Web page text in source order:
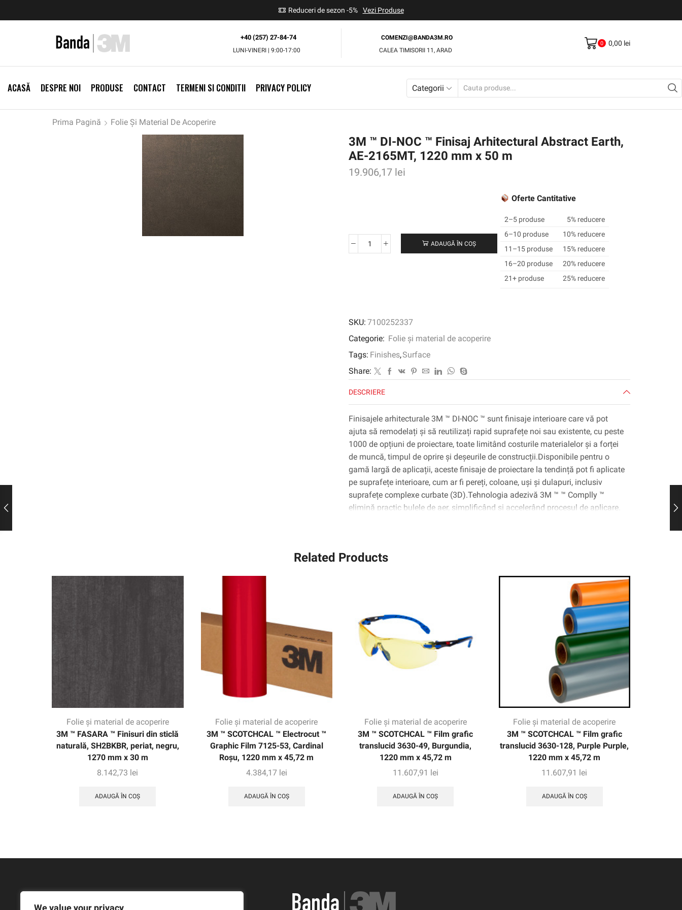
We value your privacy
Reduceri de sezon -5% Vezi Produse
+40 (257) 27-84-74
LUNI-VINERI | 9:00-17:00
COMENZI@BANDA3M.RO
CALEA TIMISORII 11, ARAD
0 0,00 lei
ACASĂ DESPRE NOI PRODUSE CONTACT TERMENI SI CONDITII PRIVACY POLICY Categorii
Prima Pagină Folie Și Material De Acoperire
3M ™ DI-NOC ™ Finisaj Arhitectural Abstract Earth,
AE-2165MT, 1220 mm x 50 m
19.906,17 lei
Cantitate
Arhitectural
Abstract
AE-
2165MT,
1220
mm
x
50
m
ADAUGĂ ÎN COȘ
Oferte Cantitative
2–5 produse
5% reducere
6–10 produse
10% reducere
11–15 produse
15% reducere
16–20 produse
20% reducere
21+ produse
25% reducere
SKU: 7100252337
Categorie: Folie și material de acoperire
Tags: Finishes,Surface
Share:
DESCRIERE
Finisajele arhitecturale 3M ™ DI-NOC ™ sunt finisaje interioare care vă pot
ajuta să remodelați și să reutilizați rapid suprafețe noi sau existente, cu peste
1000 de opțiuni de proiectare, toate limitând costurile materialelor și a forței
de muncă, timpul de oprire și deșeurile de construcții.Disponibile pentru o
gamă largă de aplicații, aceste finisaje de proiectare la tendință pot fi aplicate
pe suprafețe interioare, cum ar fi pereți, coloane, uși și dulapuri, inclusiv
suprafețe complexe curbate (3D).Tehnologia adezivă 3M ™ ™ Complly ™
elimină practic bulele de aer, simplificând și accelerând procesul de aplicare.
Related Products
Folie și material de acoperire
3M ™ FASARA ™ Finisuri din sticlă
naturală, SH2BKBR, periat, negru,
1270 mm x 30 m
8.142,73 lei
ADAUGĂ ÎN COȘ
Folie și material de acoperire
3M ™ SCOTCHCAL ™ Electrocut ™
Graphic Film 7125-53, Cardinal
Roșu, 1220 mm x 45,72 m
4.384,17 lei
ADAUGĂ ÎN COȘ
Folie și material de acoperire
3M ™ SCOTCHCAL ™ Film grafic
translucid 3630-49, Burgundia,
1220 mm x 45,72 m
11.607,91 lei
ADAUGĂ ÎN COȘ
Folie și material de acoperire
3M ™ SCOTCHCAL ™ Film grafic
translucid 3630-128, Purple Purple,
1220 mm x 45,72 m
11.607,91 lei
ADAUGĂ ÎN COȘ